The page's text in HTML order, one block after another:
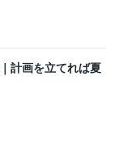
計画を立てれば夏